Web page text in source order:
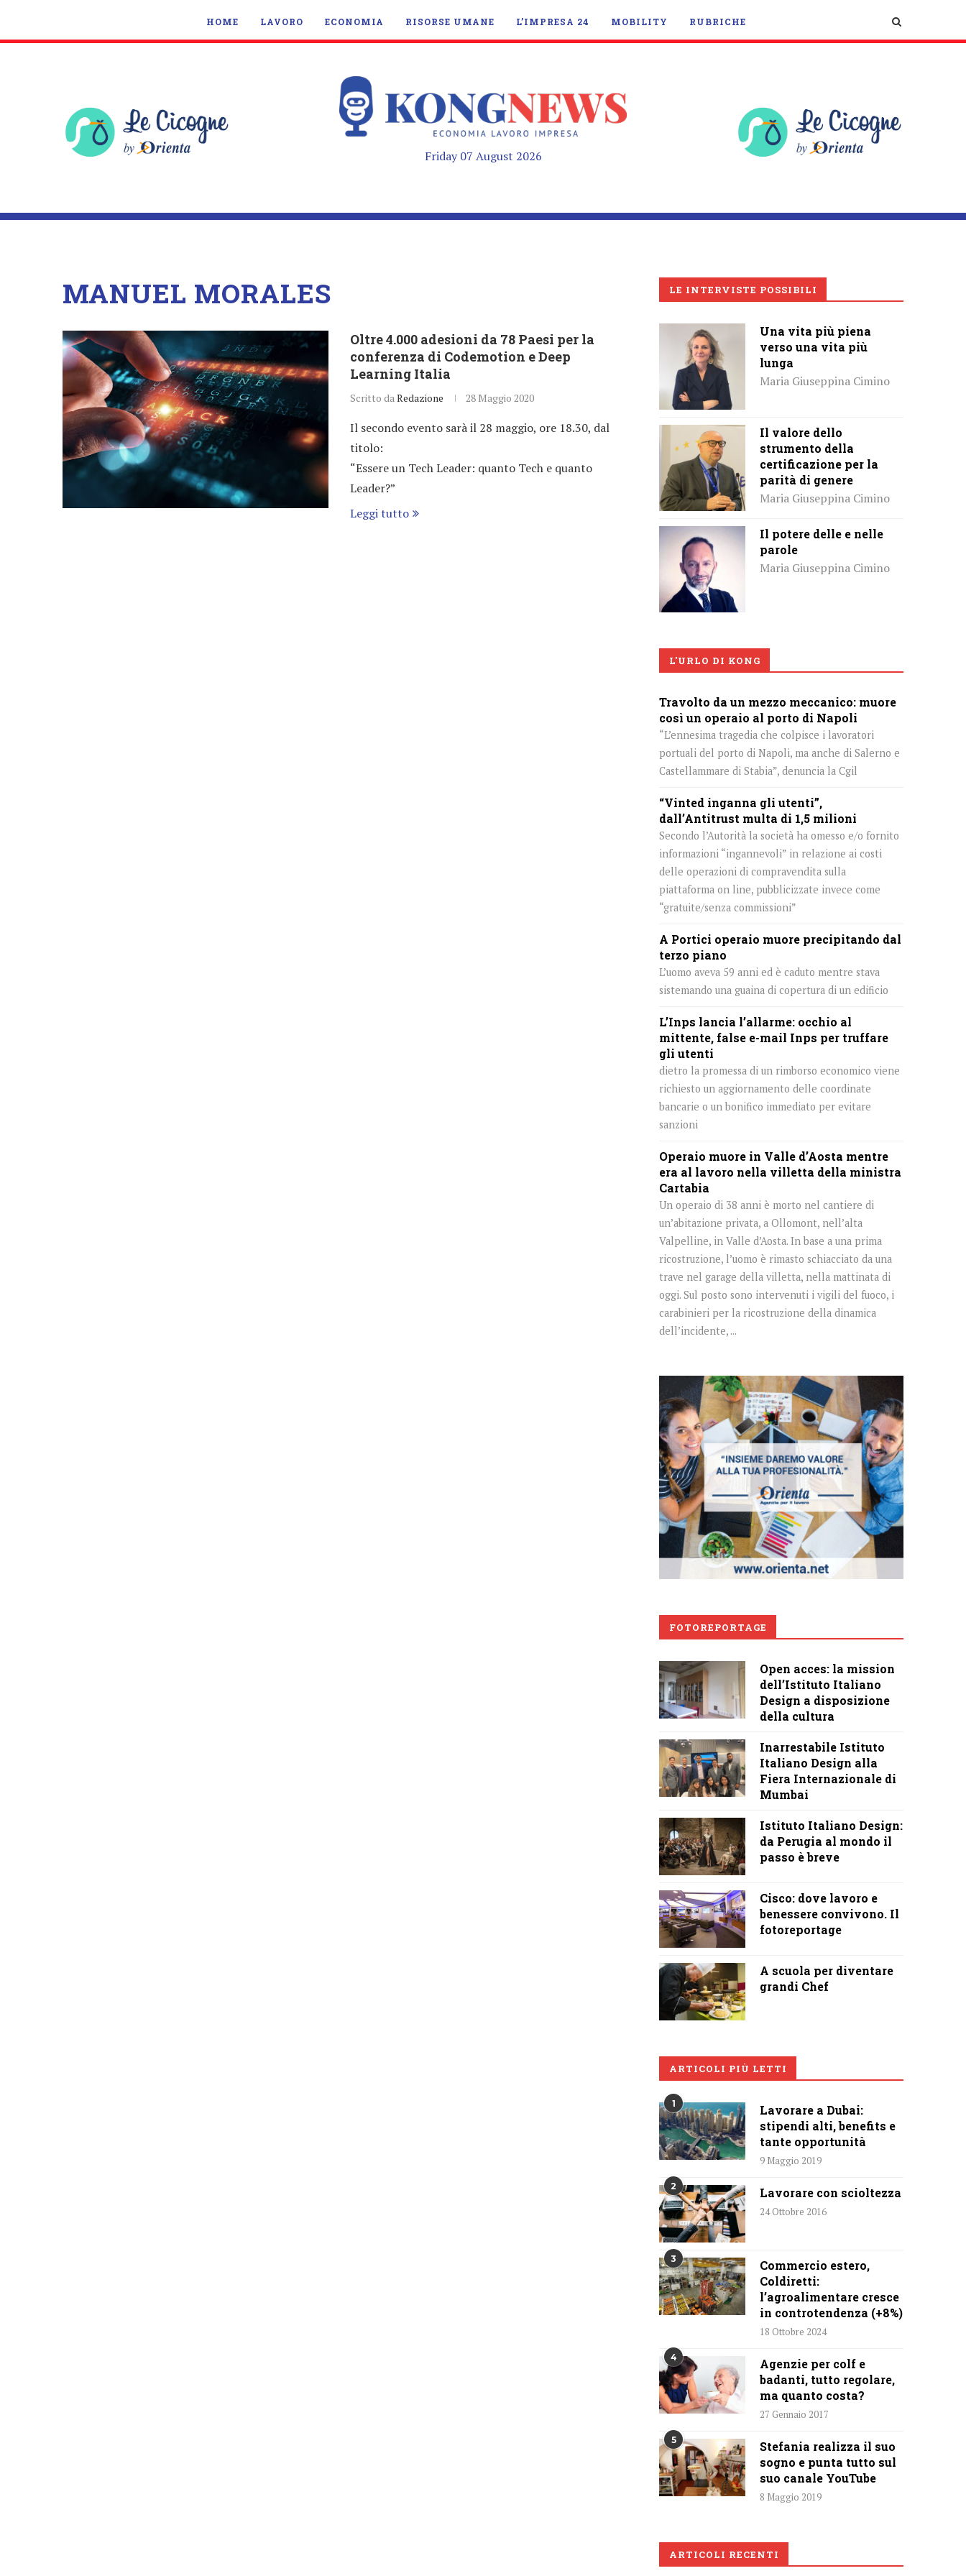
HOME LAVORO ECONOMIA RISORSE UMANE L’IMPRESA 24 MOBILITY RUBRICHE
Friday 07 August 2026
MANUEL MORALES
Oltre 4.000 adesioni da 78 Paesi per la
conferenza di Codemotion e Deep
Learning Italia
Scritto daRedazione 28 Maggio 2020
Il secondo evento sarà il 28 maggio, ore 18.30, dal
titolo:
“Essere un Tech Leader: quanto Tech e quanto
Leader?”
Leggi tutto
LE INTERVISTE POSSIBILI
Una vita più piena
verso una vita più
lunga
Maria Giuseppina Cimino
Il valore dello
strumento della
certificazione per la
parità di genere
Maria Giuseppina Cimino
Il potere delle e nelle
parole
Maria Giuseppina Cimino
L'URLO DI KONG
Travolto da un mezzo meccanico: muore
così un operaio al porto di Napoli
“L’ennesima tragedia che colpisce i lavoratori
portuali del porto di Napoli, ma anche di Salerno e
Castellammare di Stabia”, denuncia la Cgil
“Vinted inganna gli utenti”,
dall’Antitrust multa di 1,5 milioni
Secondo l’Autorità la società ha omesso e/o fornito
informazioni “ingannevoli” in relazione ai costi
delle operazioni di compravendita sulla
piattaforma on line, pubblicizzate invece come
“gratuite/senza commissioni”
A Portici operaio muore precipitando dal
terzo piano
L’uomo aveva 59 anni ed è caduto mentre stava
sistemando una guaina di copertura di un edificio
L’Inps lancia l’allarme: occhio al
mittente, false e-mail Inps per truffare
gli utenti
dietro la promessa di un rimborso economico viene
richiesto un aggiornamento delle coordinate
bancarie o un bonifico immediato per evitare
sanzioni
Operaio muore in Valle d’Aosta mentre
era al lavoro nella villetta della ministra
Cartabia
Un operaio di 38 anni è morto nel cantiere di
un’abitazione privata, a Ollomont, nell’alta
Valpelline, in Valle d’Aosta. In base a una prima
ricostruzione, l’uomo è rimasto schiacciato da una
trave nel garage della villetta, nella mattinata di
oggi. Sul posto sono intervenuti i vigili del fuoco, i
carabinieri per la ricostruzione della dinamica
dell’incidente, ...
FOTOREPORTAGE
Open acces: la mission
dell’Istituto Italiano
Design a disposizione
della cultura
Inarrestabile Istituto
Italiano Design alla
Fiera Internazionale di
Mumbai
Istituto Italiano Design:
da Perugia al mondo il
passo è breve
Cisco: dove lavoro e
benessere convivono. Il
fotoreportage
A scuola per diventare
grandi Chef
ARTICOLI PIÙ LETTI
1
Lavorare a Dubai:
stipendi alti, benefits e
tante opportunità
9 Maggio 2019
2 Lavorare con scioltezza
24 Ottobre 2016
3
Commercio estero,
Coldiretti:
l’agroalimentare cresce
in controtendenza (+8%)
18 Ottobre 2024
4
Agenzie per colf e
badanti, tutto regolare,
ma quanto costa?
27 Gennaio 2017
5
Stefania realizza il suo
sogno e punta tutto sul
suo canale YouTube
8 Maggio 2019
ARTICOLI RECENTI